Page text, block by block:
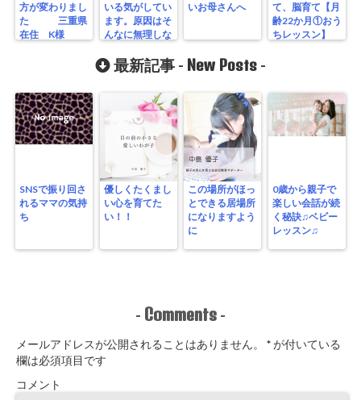
方が変わりまし
た 三重県
在住 K様
いる気がしてい
ます。原因はそ
んなに無理しな
よの母の優しさ
だった・・・
いお母さんへ
て、脳育て【月
齢22か月①おう
ちレッスン】
最新記事 - New Posts -
SNSで振り回さ
れるママの気持
ち
優しくたくまし
い心を育てた
い！！
この場所がほっ
とできる居場所
になりますよう
に
0歳から親子で
楽しい会話が続
く秘訣♫ベビー
レッスン♫
- Comments -
メールアドレスが公開されることはありません。 *が付いている
欄は必須項目です
コメント